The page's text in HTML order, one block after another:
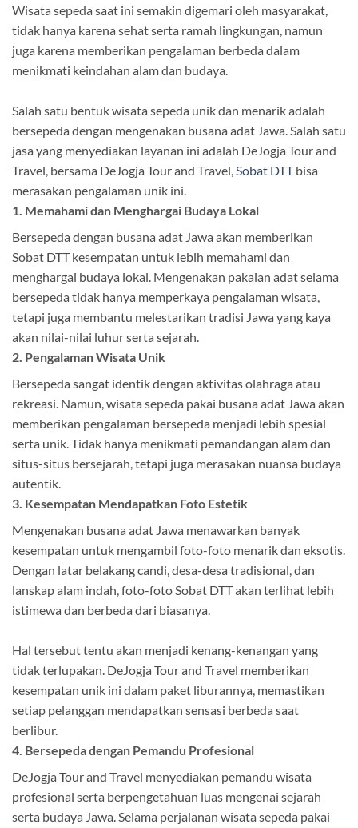
Wisata sepeda saat ini semakin digemari oleh masyarakat,
tidak hanya karena sehat serta ramah lingkungan, namun
juga karena memberikan pengalaman berbeda dalam
menikmati keindahan alam dan budaya.
Salah satu bentuk wisata sepeda unik dan menarik adalah
bersepeda dengan mengenakan busana adat Jawa. Salah satu
jasa yang menyediakan layanan ini adalah DeJogja Tour and
Travel, bersama DeJogja Tour and Travel,Sobat DTTbisa
merasakan pengalaman unik ini.
1. Memahami dan Menghargai Budaya Lokal
Bersepeda dengan busana adat Jawa akan memberikan
Sobat DTT kesempatan untuk lebih memahami dan
menghargai budaya lokal. Mengenakan pakaian adat selama
bersepeda tidak hanya memperkaya pengalaman wisata,
tetapi juga membantu melestarikan tradisi Jawa yang kaya
akan nilai-nilai luhur serta sejarah.
2. Pengalaman Wisata Unik
Bersepeda sangat identik dengan aktivitas olahraga atau
rekreasi. Namun, wisata sepeda pakai busana adat Jawa akan
memberikan pengalaman bersepeda menjadi lebih spesial
serta unik. Tidak hanya menikmati pemandangan alam dan
situs-situs bersejarah, tetapi juga merasakan nuansa budaya
autentik.
3. Kesempatan Mendapatkan Foto Estetik
Mengenakan busana adat Jawa menawarkan banyak
kesempatan untuk mengambil foto-foto menarik dan eksotis.
Dengan latar belakang candi, desa-desa tradisional, dan
lanskap alam indah, foto-foto Sobat DTT akan terlihat lebih
istimewa dan berbeda dari biasanya.
Hal tersebut tentu akan menjadi kenang-kenangan yang
tidak terlupakan. DeJogja Tour and Travel memberikan
kesempatan unik ini dalam paket liburannya, memastikan
setiap pelanggan mendapatkan sensasi berbeda saat
berlibur.
4. Bersepeda dengan Pemandu Profesional
DeJogja Tour and Travel menyediakan pemandu wisata
profesional serta berpengetahuan luas mengenai sejarah
serta budaya Jawa. Selama perjalanan wisata sepeda pakai